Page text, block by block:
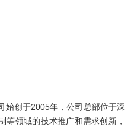
创于2005年，公司总部位于深
等领域的技术推广和需求创新，